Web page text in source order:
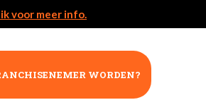
voor meer info.
WORDEN?